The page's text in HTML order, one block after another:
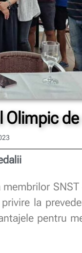
Olimpic
la
pentru